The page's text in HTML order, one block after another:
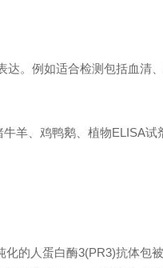
。例如适合检测包括血清
羊、鸡鸭鹅、植物ELISA试
的人蛋白酶3(PR3)抗体包